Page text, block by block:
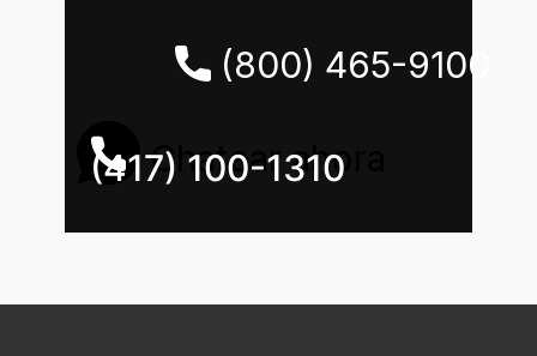
(800) 465-9100
Chatear ahora
(417) 100-1310